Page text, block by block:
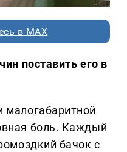
в MAX
поставить его в
малогабаритной
боль. Каждый
бачок с